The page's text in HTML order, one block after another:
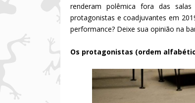
renderam polêmica fora das
protagonistas e coadjuvantes em
performance? Deixe sua opinião na
Os protagonistas (ordem